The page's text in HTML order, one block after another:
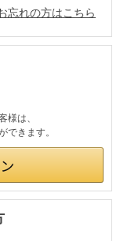
忘れの方はこちら
様は、
できます。